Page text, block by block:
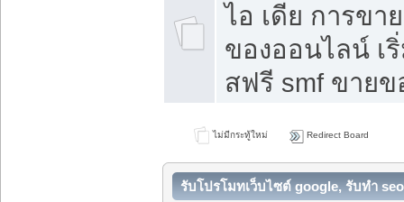
ไอ เดีย การขา
ของออนไลน์ เ
สฟรี smf ขาย
ไม่มีกระทู้ใหม่ Redirect Board
รับโปรโมทเว็บไซต์ google, รับทำ